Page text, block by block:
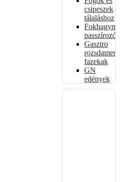
csipeszek
tálaláshoz
Fokhagymaprések,
passzírozók
Gasztro
rozsdamentes
fazekak
GN
edények